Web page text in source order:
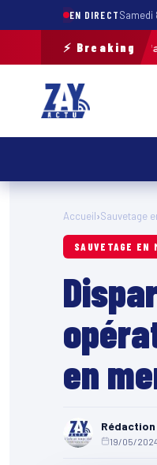
EN DIRECTSamedi
⚡ Breaking
Calais : un enfant
Accueil›Sauvetage
SAUVETAGE EN
en
19/05/